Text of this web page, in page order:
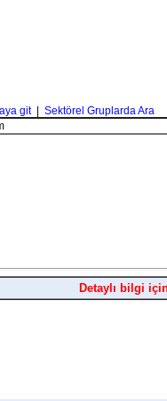
git| Sektörel Gruplarda Ara
Detaylı bilgi